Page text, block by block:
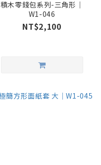
積木零錢包系列-三角形｜
W1-046
NT$2,100